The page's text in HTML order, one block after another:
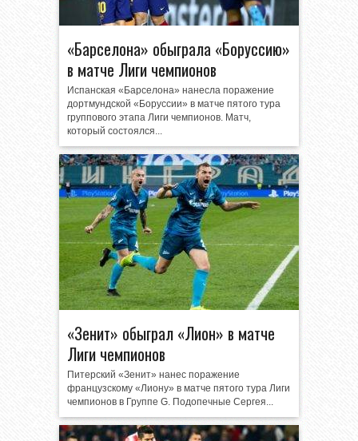
«Барселона» обыграла «Боруссию»
в матче Лиги чемпионов
Испанская «Барселона» нанесла поражение
дортмундской «Боруссии» в матче пятого тура
группового этапа Лиги чемпионов. Матч,
который состоялся...
«Зенит» обыграл «Лион» в матче
Лиги чемпионов
Питерский «Зенит» нанес поражение
французскому «Лиону» в матче пятого тура Лиги
чемпионов в Группе G. Подопечные Сергея...